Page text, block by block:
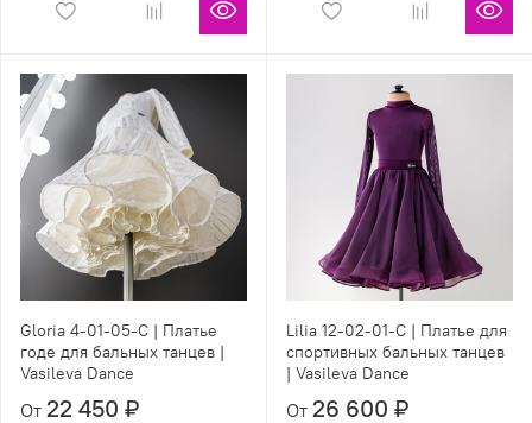
Gloria 4-01-05-C | Платье
годе для бальных танцев |
Vasileva Dance
От 22 450 ₽
Lilia 12-02-01-С | Платье для
спортивных бальных танцев
| Vasileva Dance
От 26 600 ₽